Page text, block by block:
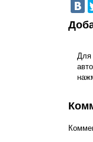
Для